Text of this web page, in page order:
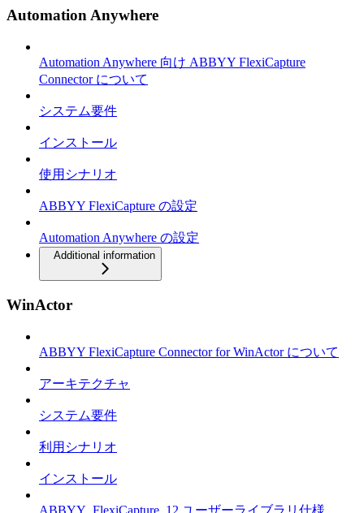
Automation Anywhere
Automation Anywhere 向け ABBYY FlexiCapture
Connector について
システム要件
インストール
使用シナリオ
ABBYY FlexiCapture の設定
Automation Anywhere の設定
Additional information
WinActor
ABBYY FlexiCapture Connector for WinActor について
アーキテクチャ
システム要件
利用シナリオ
インストール
ABBYY_FlexiCapture_12 ユーザーライブラリ仕様